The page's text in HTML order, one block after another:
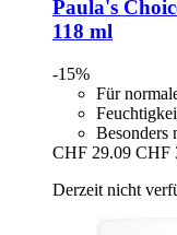
Paula's
118 ml
-15%
Für
Besonders
CHF 29.09 CHF
Derzeit nicht